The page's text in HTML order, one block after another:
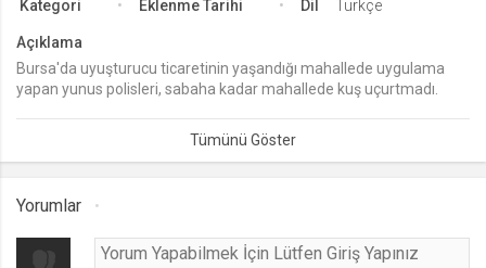
.web.tv
Seçilen dil tercihini tutmak
1 ay
Oturum verisini tutmak
Kategori Eklenme Tarihi Dil Türkçe
Açıklama
Bursa'da uyuşturucu ticaretinin yaşandığı mahallede uygulama
yapan yunus polisleri, sabaha kadar mahallede kuş uçurtmadı.
Yorumlar